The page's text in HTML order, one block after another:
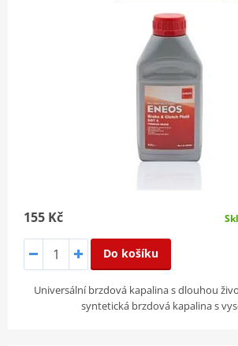
155 Kč
Do košíku
Universální brzdová kapalina s dlouhou
syntetická brzdová kapalina s